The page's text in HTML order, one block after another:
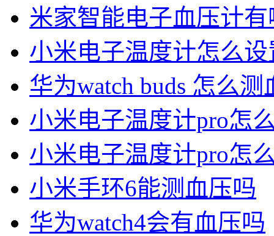
米家智能电子血压计
小米电子温度计怎么
华为watch buds 怎么测
小米电子温度计pro怎
小米电子温度计pro怎
小米手环6能测血压吗
华为watch4会有血压吗